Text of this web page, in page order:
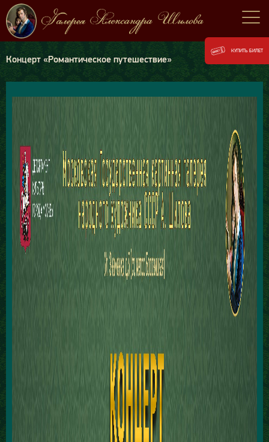
Концерт «Романтическое путешествие»
КУПИТЬ БИЛЕТ